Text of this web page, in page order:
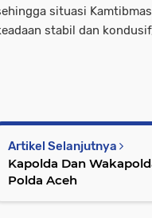
situasi
stabil dan
Artikel Selanjutnya
Kapolda Dan
Polda Aceh